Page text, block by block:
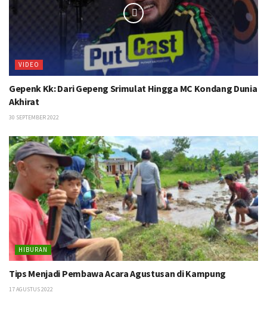
VIDEO
Gepenk Kk: Dari Gepeng Srimulat Hingga MC Kondang Dunia
Akhirat
30 SEPTEMBER 2022
HIBURAN
Tips Menjadi Pembawa Acara Agustusan di Kampung
17 AGUSTUS 2022